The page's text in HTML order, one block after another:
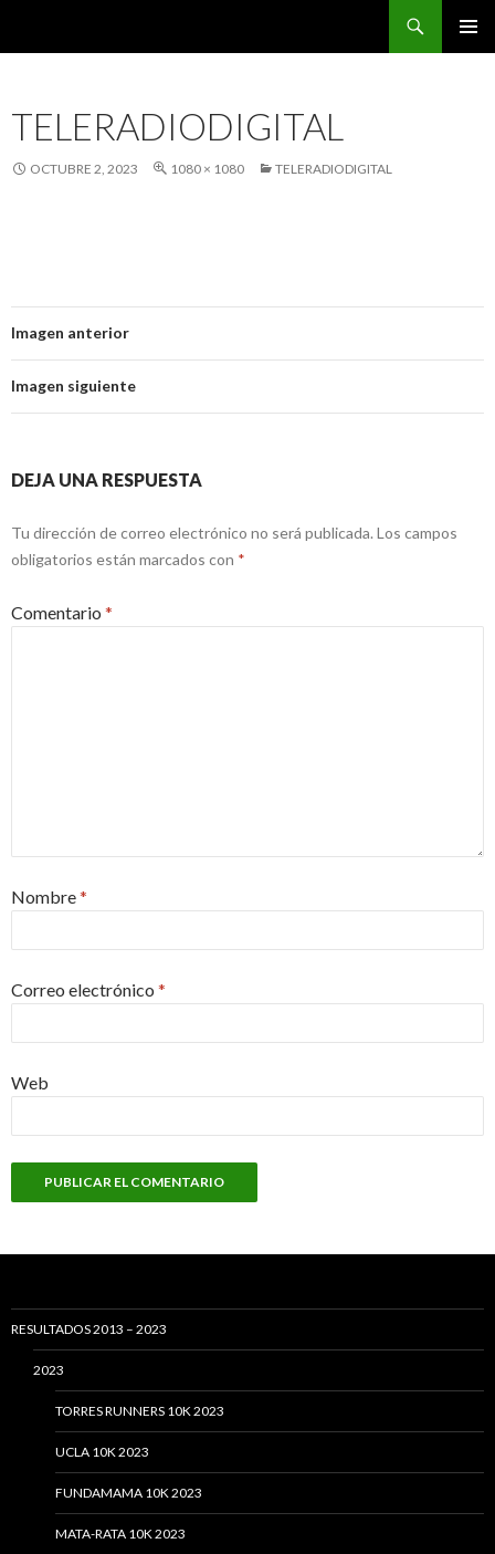
TELERADIODIGITAL
OCTUBRE 2, 2023 1080 × 1080 TELERADIODIGITAL
Imagen anterior
Imagen siguiente
DEJA UNA RESPUESTA
Tu dirección de correo electrónico no será publicada. Los campos
obligatorios están marcados con *
Comentario *
Nombre*
Correo electrónico *
Web
RESULTADOS 2013 – 2023
2023
TORRES RUNNERS 10K 2023
UCLA 10K 2023
FUNDAMAMA 10K 2023
MATA-RATA 10K 2023